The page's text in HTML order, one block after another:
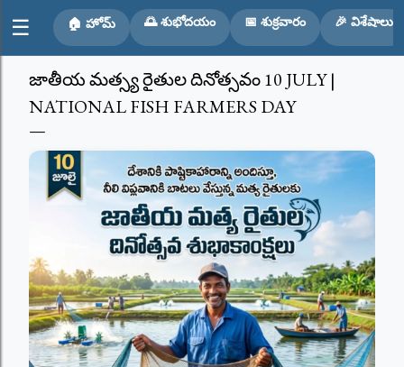
Skip to main content
☰ 🏠 హోమ్ 🌅 శుభోదయం 📅 శుక్రవారం 🎉 విశేషాలు
జాతీయ మత్స్య రైతుల దినోత్సవం 10 JULY |
NATIONAL FISH FARMERS DAY